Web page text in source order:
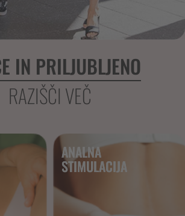
IN PRILJUBLJENO
RAZIŠČI VEČ
ANALNA
STIMULACIJA